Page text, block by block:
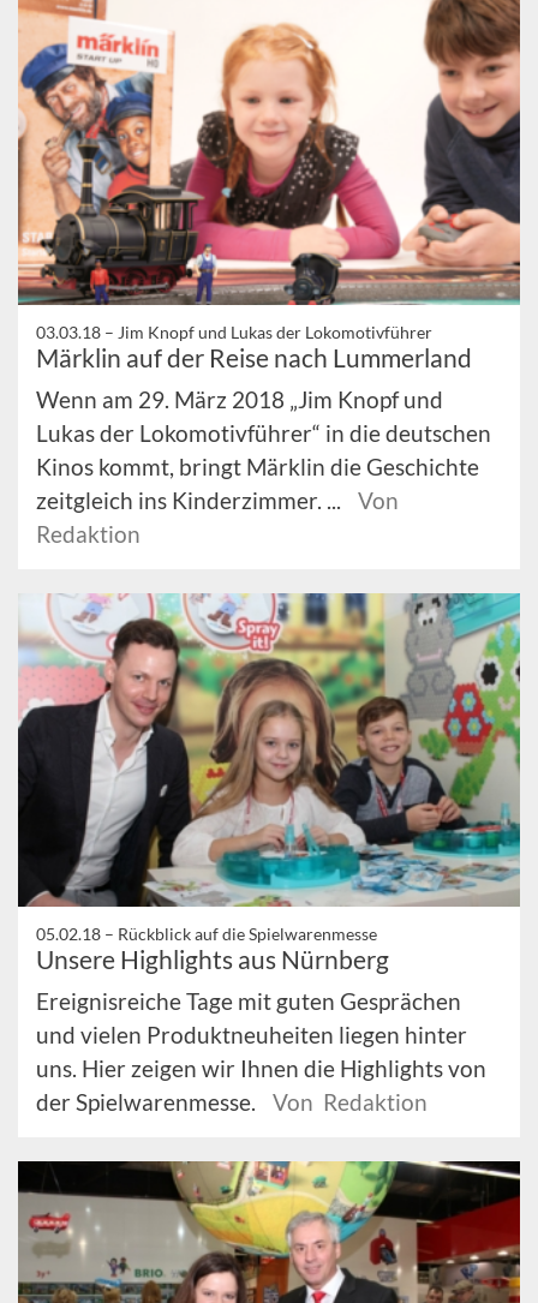
03.03.18 – Jim Knopf und Lukas der Lokomotivführer
Märklin auf der Reise nach Lummerland
Wenn am 29. März 2018 „Jim Knopf und
Lukas der Lokomotivführer“ in die deutschen
Kinos kommt, bringt Märklin die Geschichte
zeitgleich ins Kinderzimmer. ...
Von
Redaktion
05.02.18 – Rückblick auf die Spielwarenmesse
Unsere Highlights aus Nürnberg
Ereignisreiche Tage mit guten Gesprächen
und vielen Produktneuheiten liegen hinter
uns. Hier zeigen wir Ihnen die Highlights von
der Spielwarenmesse.
Von Redaktion